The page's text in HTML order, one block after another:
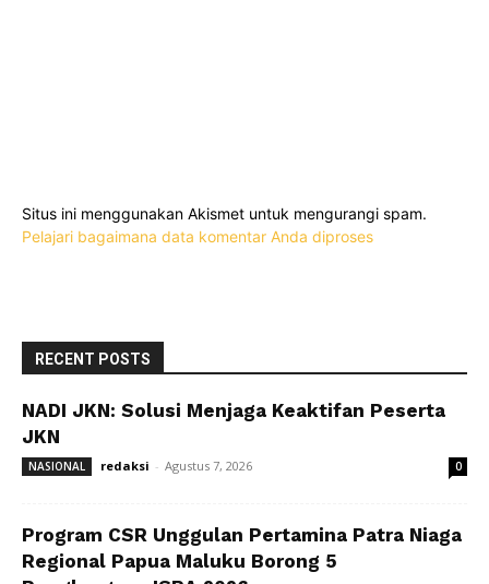
Situs ini menggunakan Akismet untuk mengurangi spam.
Pelajari bagaimana data komentar Anda diproses
RECENT POSTS
NADI JKN: Solusi Menjaga Keaktifan Peserta
JKN
NASIONAL redaksi - Agustus 7, 2026 0
Program CSR Unggulan Pertamina Patra Niaga
Regional Papua Maluku Borong 5